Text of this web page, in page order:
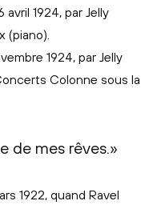
avril 1924, par Jelly
(piano).
1924, par Jelly
Colonne sous la
de mes rêves.»
1922, quand Ravel